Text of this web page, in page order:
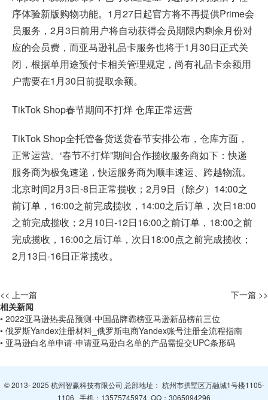
序体验新版购物功能。1月27日起官方将不再提供Prime会
员服务，2月3日前用户将自动获得会员期限内剩余月份对
应的会员费，而亚马逊礼品卡服务也将于1月30日正式关
闭，根据单用途预付卡相关管理规定，尚有礼品卡余额用
户需要在1月30日前提取余额。
TikTok Shop春节期间不打烊 仓库正常运营
TikTok Shop全托管备货送货春节安排公布，仓库方面，
正常运营。‘春节不打烊”期间合作揽收服务商如下：快递
服务商为极兔速递，快运服务商为顺丰速运、跨越物流。
北京时间2月3日-8日正常揽收；2月9日（除夕）14:00之
前订单，16:00之前完成揽收，14:00之后订单，次日18:00
之前完成揽收；2月10日-12日16:00之前订单，18:00之前
完成揽收，16:00之后订单，次日18:00点之前完成揽收；
2月13日-16日正常揽收。
<< 上一篇
下一篇 >>
相关新闻
• 2022亚马逊热卖品预测-中国品牌霸榜亚马逊新品榜前三位
• 俄罗斯Yandex注册材料_俄罗斯电商Yandex账号注册全流程指南
• 亚马逊白名单申请-申请亚马逊白名单的产品需提交UPC条形码
© 2013- 2025 杭州智赢科技有限公司 总部地址： 杭州市拱墅区万融城1号楼1105-
1106 手机： 13575745974 QQ： 3065094296